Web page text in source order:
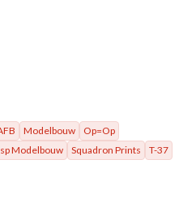
Modelbouw
Op=Op
Modelbouw Squadron Prints
T-37